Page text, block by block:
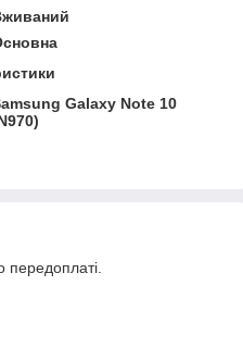
Galaxy Note 10
передоплаті.